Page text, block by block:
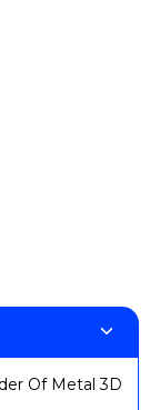
Of Metal 3D